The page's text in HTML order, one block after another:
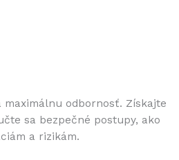
maximálnu odbornosť. Získajte
sa bezpečné postupy, ako
a rizikám.